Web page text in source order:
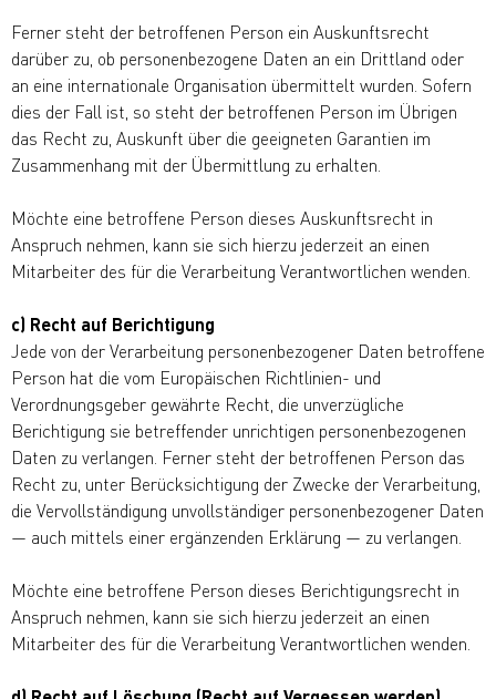
Ferner steht der betroffenen Person ein Auskunftsrecht
darüber zu, ob personenbezogene Daten an ein Drittland oder
an eine internationale Organisation übermittelt wurden. Sofern
dies der Fall ist, so steht der betroffenen Person im Übrigen
das Recht zu, Auskunft über die geeigneten Garantien im
Zusammenhang mit der Übermittlung zu erhalten.
Möchte eine betroffene Person dieses Auskunftsrecht in
Anspruch nehmen, kann sie sich hierzu jederzeit an einen
Mitarbeiter des für die Verarbeitung Verantwortlichen wenden.
c) Recht auf Berichtigung
Jede von der Verarbeitung personenbezogener Daten betroffene
Person hat die vom Europäischen Richtlinien- und
Verordnungsgeber gewährte Recht, die unverzügliche
Berichtigung sie betreffender unrichtigen personenbezogenen
Daten zu verlangen. Ferner steht der betroffenen Person das
Recht zu, unter Berücksichtigung der Zwecke der Verarbeitung,
die Vervollständigung unvollständiger personenbezogener Daten
— auch mittels einer ergänzenden Erklärung — zu verlangen.
Möchte eine betroffene Person dieses Berichtigungsrecht in
Anspruch nehmen, kann sie sich hierzu jederzeit an einen
Mitarbeiter des für die Verarbeitung Verantwortlichen wenden.